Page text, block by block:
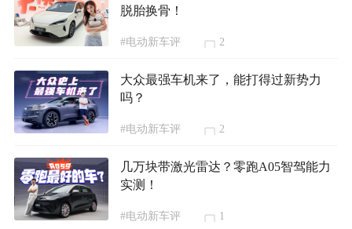
脱胎换骨！
#电动新车评 2
大众最强车机来了，能打得过新势力
吗？
#电动新车评 2
几万块带激光雷达？零跑A05智驾能力
实测！
#电动新车评 1